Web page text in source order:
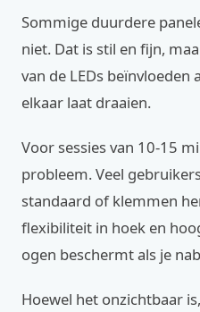
Sommige duurdere
niet. Dat is stil en fijn,
van de LEDs beïnvloeden
elkaar laat draaien.
Voor sessies van 10-15
probleem. Veel
standaard of klemmen
flexibiliteit in hoek en
ogen beschermt als je
Hoewel het onzichtbaar